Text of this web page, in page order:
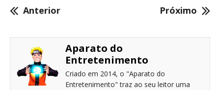
Anterior Próximo
Aparato do
Entretenimento
Criado em 2014, o "Aparato do
Entretenimento" traz ao seu leitor uma